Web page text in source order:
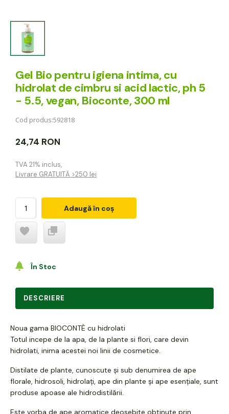
Gel Bio pentru igiena intima, cu
hidrolat de cimbru si acid lactic, ph 5
- 5.5, vegan, Bioconte, 300 ml
Cod produs:592818
24,74 RON
TVA 21% inclus,
Livrare GRATUITĂ >250 lei
Adaugă în coș
În Stoc
DESCRIERE
Noua gama BIOCONTÈ cu hidrolati
Totul incepe de la apa, de la plante si flori, care devin
hidrolati, inima acestei noi linii de cosmetice.
Distilate de plante, cunoscute și sub denumirea de ape
florale, hidrosoli, hidrolați, ape din plante și ape esențiale, sunt
produse apoase ale hidrodistilării.
Este vorba de ape aromatice deosebite obtinute prin